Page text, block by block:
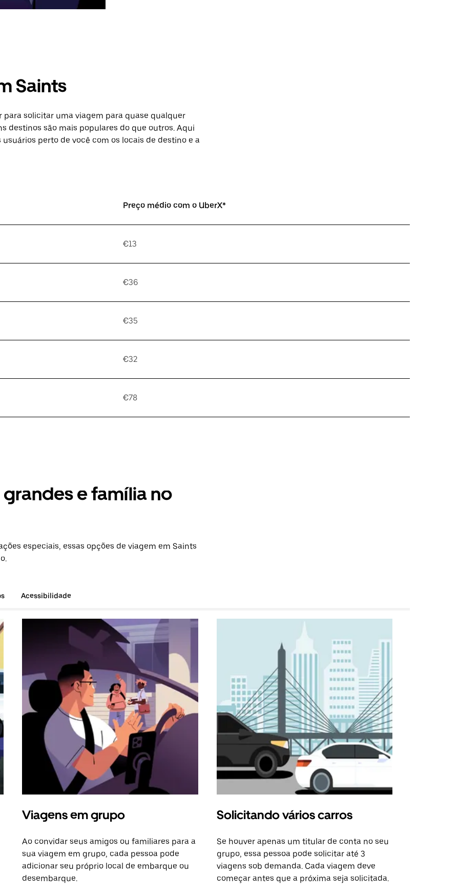
Saints
para solicitar uma viagem para quase qualquer
destinos são mais populares do que outros. Aqui
perto de você com os locais de destino e a
Preço médio com o UberX*
€13
€36
€35
€32
€78
e família no
especiais, essas opções de viagem em Saints
Acessibilidade
Viagens em grupo
Ao convidar seus amigos ou familiares para a
sua viagem em grupo, cada pessoa pode
adicionar seu próprio local de embarque ou
desembarque.
Solicitando vários carros
Se houver apenas um titular de conta no seu
grupo, essa pessoa pode solicitar até 3
viagens sob demanda. Cada viagem deve
começar antes que a próxima seja solicitada.